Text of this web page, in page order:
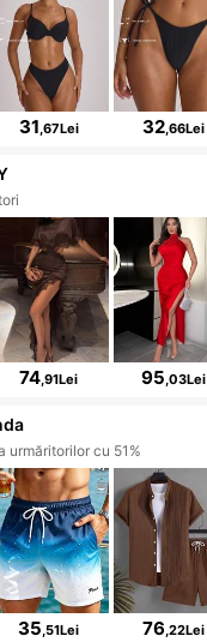
31,67Lei 32,66Lei
74,91Lei 95,03Lei
urmăritorilor cu 51%
35,51Lei 76,22Lei